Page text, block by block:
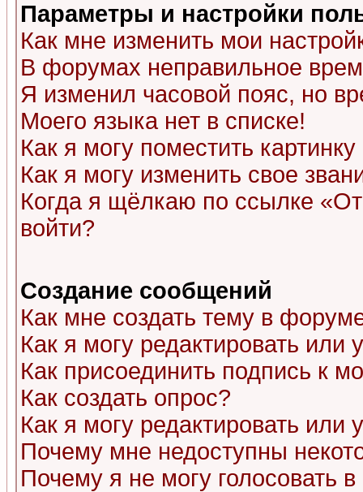
Параметры и настройки
Как мне изменить мои
В форумах неправильное
Я изменил часовой пояс, но
Моего языка нет в списке!
Как я могу поместить
Как я могу изменить свое
Когда я щёлкаю по ссылке
войти?
Создание сообщений
Как мне создать тему в
Как я могу редактировать или
Как присоединить подпись к
Как создать опрос?
Как я могу редактировать или
Почему мне недоступны
Почему я не могу голосовать